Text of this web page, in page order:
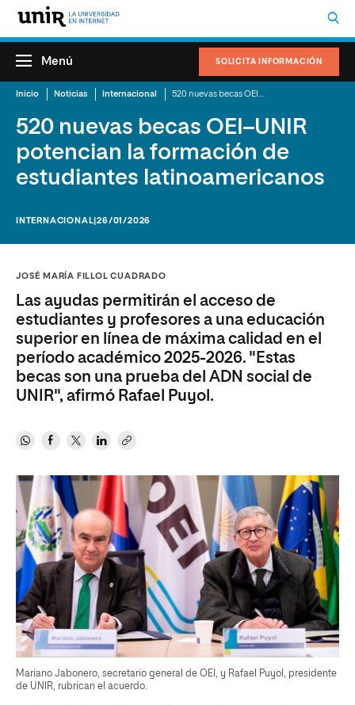
SOLICITA INFORMACIÓN
Menú
Inicio Noticias Internacional
520 nuevas becas OEI–UNIR
potencian la formación de
estudiantes latinoamericanos
INTERNACIONAL |26/01/2026
JOSÉ MARÍA FILLOL CUADRADO
Las ayudas permitirán el acceso de
estudiantes y profesores a una educación
superior en línea de máxima calidad en el
período académico 2025-2026. "Estas
becas son una prueba del ADN social de
UNIR", afirmó Rafael Puyol.
Mariano Jabonero, secretario general de OEI, y Rafael Puyol, presidente
de UNIR, rubrican el acuerdo.